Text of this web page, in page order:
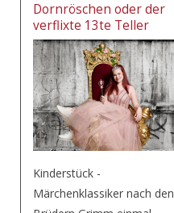
Dornröschen oder der
verflixte 13te Teller
Kinderstück -
Märchenklassiker nach den